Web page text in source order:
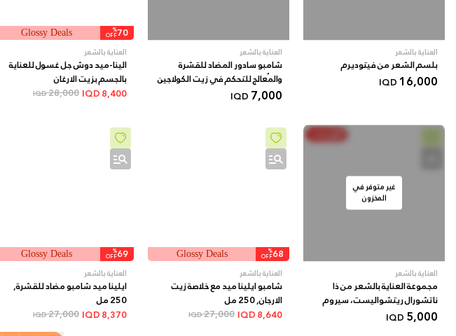
العناية بالشعر
بلسم الشعر من فيتوديرم
16,000
IQD
العناية بالشعر
شامبو سادور المضاد للقشرة
والمُعالج للتحكم في زيت الكولاجين
7,000
IQD
70
%
OFF
Glossy Deals
العناية بالشعر
الينا-ميد دوش جل غسول للعناية
بالجسم بزيت الارغان
8,400
28,000
IQD
غير متوفر في
المخزون
العناية بالشعر
مجموعة العناية بالشعر من ذا
ناتشورال ريتشواليست، سيروم
وشامبو
5,000
IQD
68
%
OFF
Glossy Deals
العناية بالشعر
شامبو ايلينا ميد مع خلاصة زيت
الارجان, 250 مل
8,640
27,000
IQD
69
%
OFF
Glossy Deals
العناية بالشعر
ايلينا ميد شامبو مضاد للقشرة,
250 مل
8,370
27,000
IQD